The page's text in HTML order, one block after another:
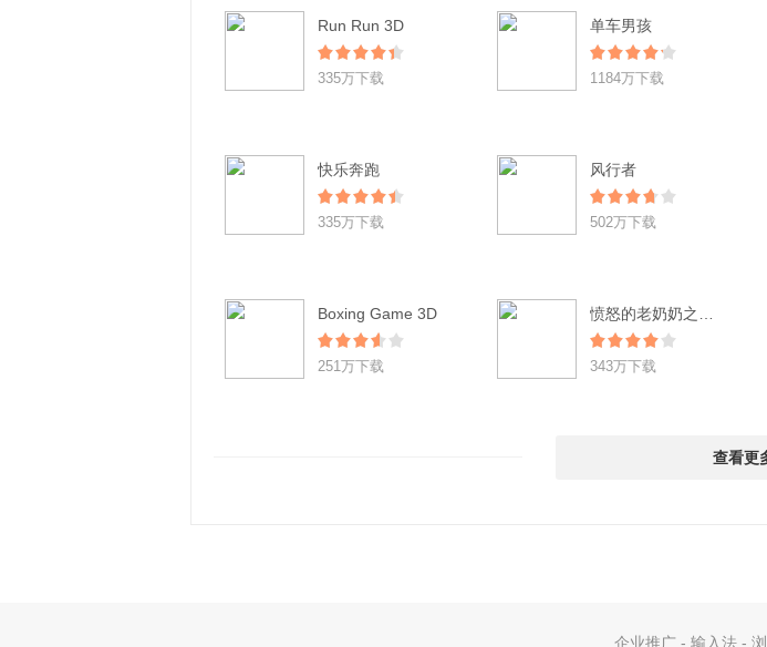
Run Run 3D
335万下载
单车男孩
1184万下载
快乐奔跑
335万下载
风行者
502万下载
Boxing Game 3D
251万下载 343万下载
查看更
企业推广- 输入法-